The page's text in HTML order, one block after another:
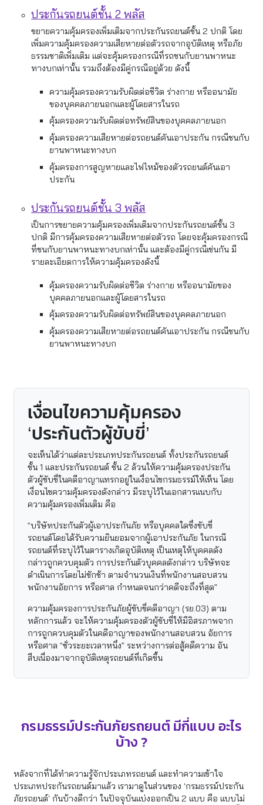
ประกันรถยนต์ชั้น 2 พลัส
ขยายความคุ้มครองเพิ่มเติมจากประกันรถยนต์ชั้น 2 ปกติ โดย
เพิ่มความคุ้มครองความเสียหายต่อตัวรถจากอุบัติเหตุ หรือภัย
ธรรมชาติเพิ่มเติม แต่จะคุ้มครองกรณีที่รถชนกับยานพาหนะ
ทางบกเท่านั้น รวมถึงต้องมีคู่กรณีอยู่ด้วย ดังนี้
ความคุ้มครองความรับผิดต่อชีวิต ร่างกาย หรืออนามัย
ของบุคคลภายนอกและผู้โดยสารในรถ
คุ้มครองความรับผิดต่อทรัพย์สินของบุคคลภายนอก
คุ้มครองความเสียหายต่อรถยนต์คันเอาประกัน กรณีชนกับ
ยานพาหนะทางบก
คุ้มครองการสูญหายและไฟไหม้ของตัวรถยนต์คันเอา
ประกัน
ประกันรถยนต์ชั้น 3 พลัส
เป็นการขยายความคุ้มครองเพิ่มเติมจากประกันรถยนต์ชั้น 3
ปกติ มีการคุ้มครองความเสียหายต่อตัวรถ โดยจะคุ้มครองกรณี
ที่ชนกับยานพาหนะทางบกเท่านั้น และต้องมีคู่กรณีเช่นกัน มี
รายละเอียดการให้ความคุ้มครองดังนี้
คุ้มครองความรับผิดต่อชีวิต ร่างกาย หรืออนามัยของ
บุคคลภายนอกและผู้โดยสารในรถ
คุ้มครองความรับผิดต่อทรัพย์สินของบุคคลภายนอก
คุ้มครองความเสียหายต่อรถยนต์คันเอาประกัน กรณีชนกับ
ยานพาหนะทางบก
เงื่อนไขความคุ้มครอง
‘ประกันตัวผู้ขับขี่’
จะเห็นได้ว่าแต่ละประเภทประกันรถยนต์ ทั้งประกันรถยนต์
ชั้น 1 และประกันรถยนต์ ชั้น 2 ล้วนให้ความคุ้มครองประกัน
ตัวผู้ขับขี่ในคดีอาญาแทรกอยู่ในเงื่อนไขกรมธรรม์ให้เห็น โดย
เงื่อนไขความคุ้มครองดังกล่าว มีระบุไว้ในเอกสารแนบกับ
ความคุ้มครองเพิ่มเติม คือ
“บริษัทประกันตัวผู้เอาประกันภัย หรือบุคคลใดซึ่งขับขี่
รถยนต์โดยได้รับความยินยอมจากผู้เอาประกันภัย ในกรณี
รถยนต์ที่ระบุไว้ในตารางเกิดอุบัติเหตุ เป็นเหตุให้บุคคลดัง
กล่าวถูกควบคุมตัว การประกันตัวบุคคลดังกล่าว บริษัทจะ
ดำเนินการโดยไม่ชักช้า ตามจำนวนเงินที่พนักงานสอบสวน
พนักงานอัยการ หรือศาล กำหนดจนกว่าคดีจะถึงที่สุด”
ความคุ้มครองการประกันภัยผู้ขับขี่คดีอาญา (รย.03) ตาม
หลักการแล้ว จะให้ความคุ้มครองตัวผู้ขับขี่ให้มีอิสรภาพจาก
การถูกควบคุมตัวในคดีอาญาของพนักงานสอบสวน อัยการ
หรือศาล “ชั่วระยะเวลาหนึ่ง” ระหว่างการต่อสู้คดีความ อัน
สืบเนื่องมาจากอุบัติเหตุรถยนต์ที่เกิดขึ้น
กรมธรรม์ประกันภัยรถยนต์ มีกี่แบบ อะไร
บ้าง ?
หลังจากที่ได้ทำความรู้จักประเภทรถยนต์ และทำความเข้าใจ
ประเภทประกันรถยนต์มาแล้ว เรามาดูในส่วนของ ‘กรมธรรม์ประกัน
ภัยรถยนต์’ กันบ้างดีกว่า ในปัจจุบันแบ่งออกเป็น 2 แบบ คือ แบบไม่